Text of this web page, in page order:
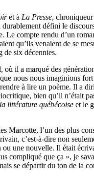
et à La Presse, chroniqueur
durablement défini le
Le compte rendu d’un
qu’ils venaient de se
de six décennies.
il a marqué des
nous nous imaginions
à lire un poème. Il a
bien qu’il n’était
littérature québécoise et le
l’un des plus
c’est-à-dire non
une nouvelle. Il était
compliqué que ça », je
se départir du ton de